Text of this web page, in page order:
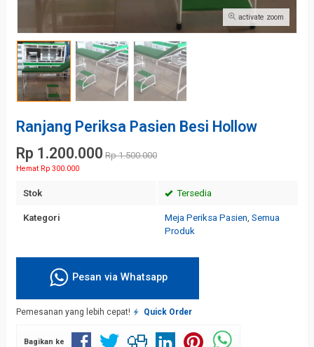
activate zoom
Ranjang Periksa Pasien Besi Hollow
Rp 1.200.000 Rp 1.500.000
Hemat Rp 300.000
Stok Tersedia
Kategori Meja Periksa Pasien, Semua
Produk
Pesan via Whatsapp
Pemesanan yang lebih cepat! Quick Order
Bagikan ke